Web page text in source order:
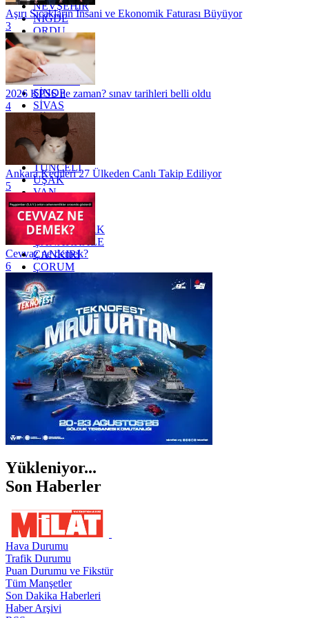
NEVŞEHİR
NİĞDE
ORDU
OSMANİYE
RİZE
SAKARYA
SAMSUN
SİNOP
SİVAS
SİİRT
TEKİRDAĞ
TOKAT
TRABZON
TUNCELİ
UŞAK
VAN
YALOVA
YOZGAT
ZONGULDAK
ÇANAKKALE
ÇANKIRI
ÇORUM
İSTANBUL
İZMİR
ŞANLIURFA
ŞIRNAK
Aşırı Sıcakların İnsani ve Ekonomik Faturası Büyüyor
3
2026 KPSS ne zaman? sınav tarihleri belli oldu
4
Ankara Kedileri 27 Ülkeden Canlı Takip Ediliyor
5
Cevvaz ne demek?
6
Yükleniyor...
Son Haberler
Hava Durumu
Trafik Durumu
Puan Durumu ve Fikstür
Tüm Manşetler
Son Dakika Haberleri
Haber Arşivi